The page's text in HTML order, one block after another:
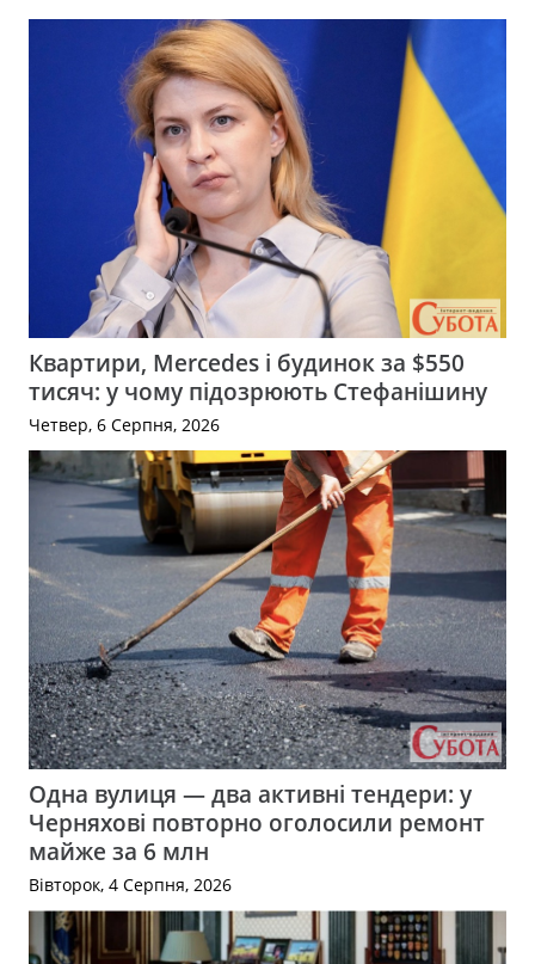
Квартири, Mercedes і будинок за $550
тисяч: у чому підозрюють Стефанішину
Четвер, 6 Серпня, 2026
Одна вулиця — два активні тендери: у
Черняхові повторно оголосили ремонт
майже за 6 млн
Вівторок, 4 Серпня, 2026